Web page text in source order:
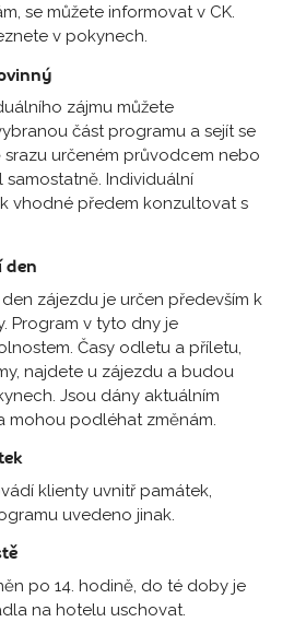
se můžete informovat v CK.
v pokynech.
zájmu můžete
část programu a sejít se
srazu určeném průvodcem nebo
samostatně. Individuální
vhodné předem konzultovat s
den
zájezdu je určen především k
Program v tyto dny je
Časy odletu a příletu,
najdete u zájezdu a budou
Jsou dány aktuálním
mohou podléhat změnám.
klienty uvnitř památek,
uvedeno jinak.
po 14. hodině, do té doby je
na hotelu uschovat.